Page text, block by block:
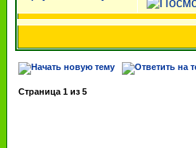
Страница 1 из 5